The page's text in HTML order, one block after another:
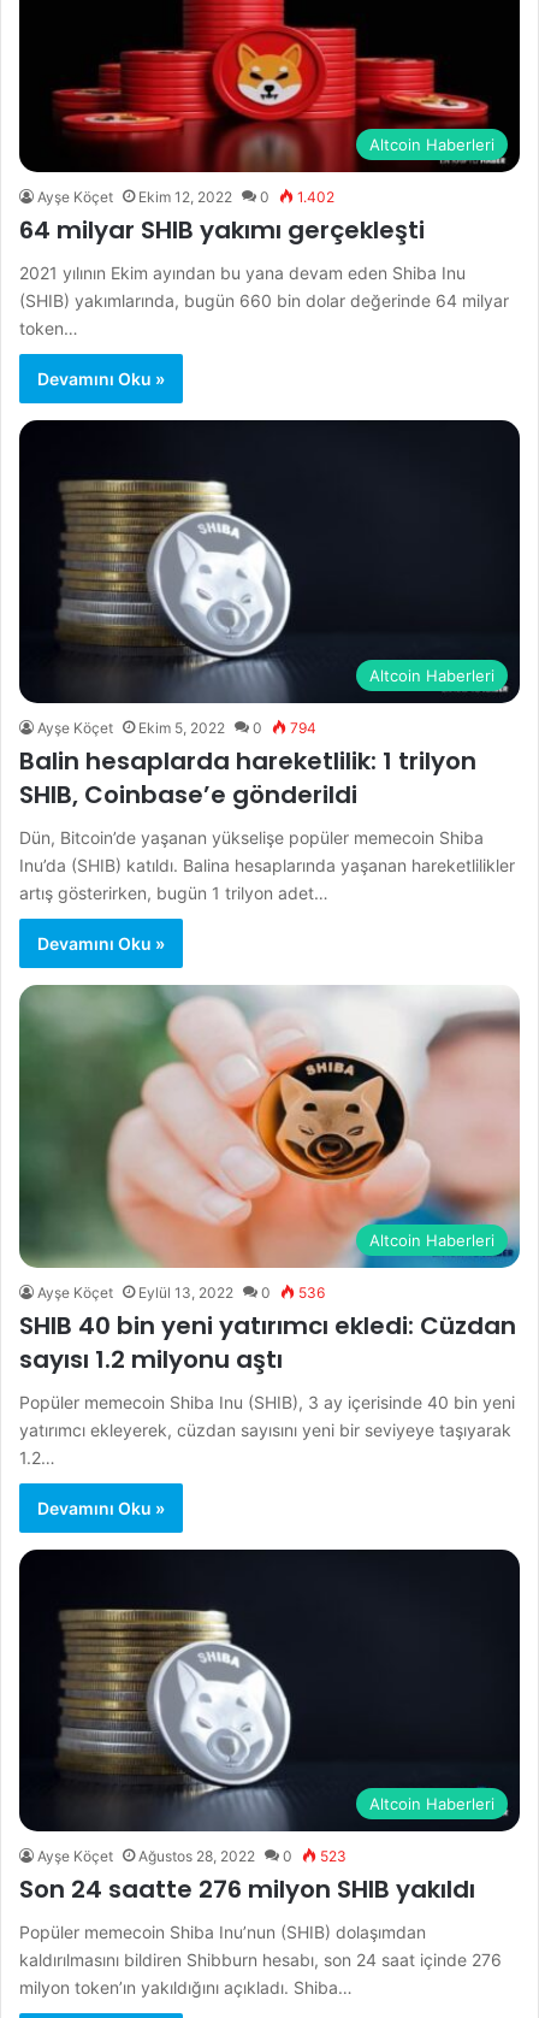
Altcoin Haberleri
Ayşe Köçet Ekim 12, 2022 0 1.402
64 milyar SHIB yakımı gerçekleşti
2021 yılının Ekim ayından bu yana devam eden Shiba Inu
(SHIB) yakımlarında, bugün 660 bin dolar değerinde 64 milyar
token…
Devamını Oku »
Altcoin Haberleri
Ayşe Köçet Ekim 5, 2022 0 794
Balin hesaplarda hareketlilik: 1 trilyon
SHIB, Coinbase’e gönderildi
Dün, Bitcoin’de yaşanan yükselişe popüler memecoin Shiba
Inu’da (SHIB) katıldı. Balina hesaplarında yaşanan hareketlilikler
artış gösterirken, bugün 1 trilyon adet…
Devamını Oku »
Altcoin Haberleri
Ayşe Köçet Eylül 13, 2022 0 536
SHIB 40 bin yeni yatırımcı ekledi: Cüzdan
sayısı 1.2 milyonu aştı
Popüler memecoin Shiba Inu (SHIB), 3 ay içerisinde 40 bin yeni
yatırımcı ekleyerek, cüzdan sayısını yeni bir seviyeye taşıyarak
1.2…
Devamını Oku »
Altcoin Haberleri
Ayşe Köçet Ağustos 28, 2022 0 523
Son 24 saatte 276 milyon SHIB yakıldı
Popüler memecoin Shiba Inu’nun (SHIB) dolaşımdan
kaldırılmasını bildiren Shibburn hesabı, son 24 saat içinde 276
milyon token’ın yakıldığını açıkladı. Shiba…